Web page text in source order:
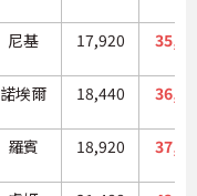
尼基 17,920
諾埃爾 18,440
羅賓 18,920